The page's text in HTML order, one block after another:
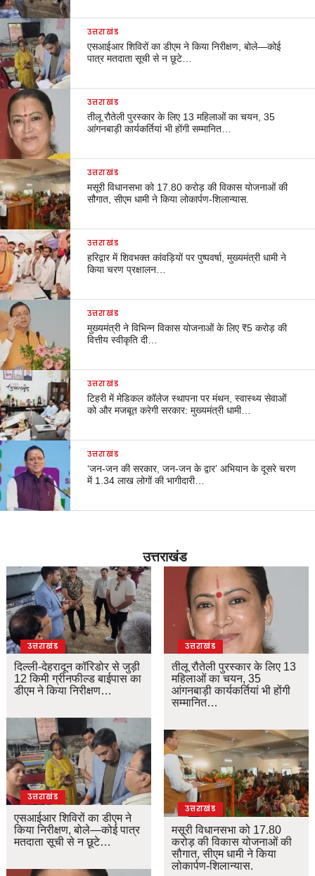
उत्तराखंड
एसआईआर शिविरों का डीएम ने किया निरीक्षण, बोले—कोई
पात्र मतदाता सूची से न छूटे…
उत्तराखंड
तीलू रौतेली पुरस्कार के लिए 13 महिलाओं का चयन, 35
आंगनबाड़ी कार्यकर्तियां भी होंगी सम्मानित…
उत्तराखंड
मसूरी विधानसभा को 17.80 करोड़ की विकास योजनाओं की
सौगात, सीएम धामी ने किया लोकार्पण-शिलान्यास.
उत्तराखंड
हरिद्वार में शिवभक्त कांवड़ियों पर पुष्पवर्षा, मुख्यमंत्री धामी ने
किया चरण प्रक्षालन…
उत्तराखंड
मुख्यमंत्री ने विभिन्न विकास योजनाओं के लिए ₹5 करोड़ की
वित्तीय स्वीकृति दी…
उत्तराखंड
टिहरी में मेडिकल कॉलेज स्थापना पर मंथन, स्वास्थ्य सेवाओं
को और मजबूत करेगी सरकार: मुख्यमंत्री धामी…
उत्तराखंड
‘जन-जन की सरकार, जन-जन के द्वार’ अभियान के दूसरे चरण
में 1.34 लाख लोगों की भागीदारी…
उत्तराखंड
उत्तराखंड
दिल्ली-देहरादून कॉरिडोर से जुड़ी
12 किमी ग्रीनफील्ड बाईपास का
डीएम ने किया निरीक्षण…
उत्तराखंड
एसआईआर शिविरों का डीएम ने
किया निरीक्षण, बोले—कोई पात्र
मतदाता सूची से न छूटे…
उत्तराखंड
तीलू रौतेली पुरस्कार के लिए 13
महिलाओं का चयन, 35
आंगनबाड़ी कार्यकर्तियां भी होंगी
सम्मानित…
उत्तराखंड
मसूरी विधानसभा को 17.80
करोड़ की विकास योजनाओं की
सौगात, सीएम धामी ने किया
लोकार्पण-शिलान्यास.